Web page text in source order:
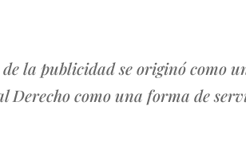
la publicidad se originó como
Derecho como una forma de